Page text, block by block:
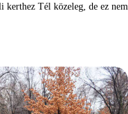
Tél közeleg, de ez nem